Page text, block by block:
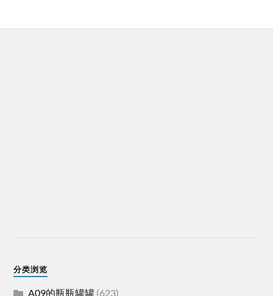
分类浏览
A09的瓶瓶罐罐 (623)